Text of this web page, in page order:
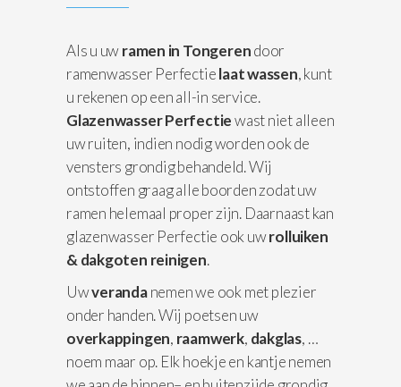
Als u uwramen in Tongerendoor
ramenwasser Perfectielaat wassen, kunt
u rekenen op een all-in service.
Glazenwasser Perfectiewast niet alleen
uw ruiten, indien nodig worden ook de
vensters grondig behandeld. Wij
ontstoffen graag alle boorden zodat uw
ramen helemaal proper zijn. Daarnaast kan
glazenwasser Perfectie ook uwrolluiken
& dakgoten reinigen.
Uwverandanemen we ook met plezier
onder handen. Wij poetsen uw
overkappingen, raamwerk, dakglas, …
noem maar op. Elk hoekje en kantje nemen